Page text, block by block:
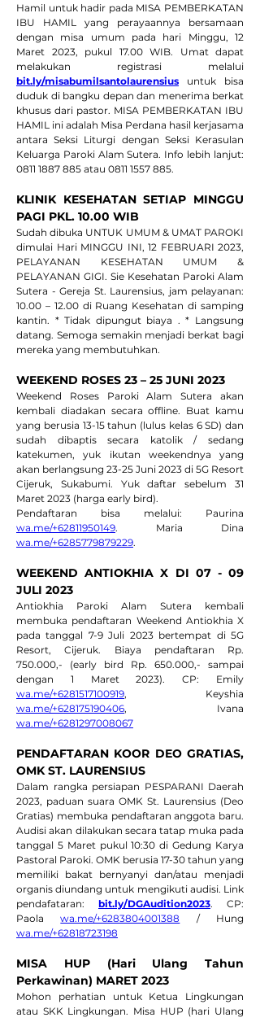
Hamil untuk hadir pada MISA PEMBERKATAN
IBU HAMIL yang perayaannya bersamaan
dengan misa umum pada hari Minggu, 12
Maret 2023, pukul 17.00 WIB. Umat dapat
bit.ly/misabumilsantolaurensius untuk bisa
duduk di bangku depan dan menerima berkat
khusus dari pastor. MISA PEMBERKATAN IBU
HAMIL ini adalah Misa Perdana hasil kerjasama
antara Seksi Liturgi dengan Seksi Kerasulan
Keluarga Paroki Alam Sutera. Info lebih lanjut:
0811 1887 885 atau 0811 1557 885.
KLINIK KESEHATAN SETIAP MINGGU
PAGI PKL. 10.00 WIB
Sudah dibuka UNTUK UMUM & UMAT PAROKI
dimulai Hari MINGGU INI, 12 FEBRUARI 2023,
PELAYANAN KESEHATAN UMUM &
PELAYANAN GIGI. Sie Kesehatan Paroki Alam
Sutera - Gereja St. Laurensius, jam pelayanan:
10.00 – 12.00 di Ruang Kesehatan di samping
kantin. * Tidak dipungut biaya . * Langsung
datang. Semoga semakin menjadi berkat bagi
mereka yang membutuhkan.
WEEKEND ROSES 23 – 25 JUNI 2023
Weekend Roses Paroki Alam Sutera akan
kembali diadakan secara offline. Buat kamu
yang berusia 13-15 tahun (lulus kelas 6 SD) dan
sudah dibaptis secara katolik / sedang
katekumen, yuk ikutan weekendnya yang
akan berlangsung 23-25 Juni 2023 di 5G Resort
Cijeruk, Sukabumi. Yuk daftar sebelum 31
Maret 2023 (harga early bird).
wa.me/+62811950149
wa.me/+6285779879229.
WEEKEND ANTIOKHIA X DI 07 - 09
JULI 2023
Antiokhia Paroki Alam Sutera kembali
membuka pendaftaran Weekend Antiokhia X
pada tanggal 7-9 Juli 2023 bertempat di 5G
Resort, Cijeruk. Biaya pendaftaran Rp.
750.000,- (early bird Rp. 650.000,- sampai
wa.me/+6281517100919
wa.me/+628175190406
wa.me/+6281297008067
PENDAFTARAN KOOR DEO GRATIAS,
OMK ST. LAURENSIUS
Dalam rangka persiapan PESPARANI Daerah
2023, paduan suara OMK St. Laurensius (Deo
Gratias) membuka pendaftaran anggota baru.
Audisi akan dilakukan secara tatap muka pada
tanggal 5 Maret pukul 10:30 di Gedung Karya
Pastoral Paroki. OMK berusia 17-30 tahun yang
memiliki bakat bernyanyi dan/atau menjadi
organis diundang untuk mengikuti audisi. Link
pendafataran: bit.ly/DGAudition2023. CP:
Paola wa.me/+6283804001388
wa.me/+62818723198
MISA HUP (Hari Ulang Tahun
Perkawinan) MARET 2023
Mohon perhatian untuk Ketua Lingkungan
atau SKK Lingkungan. Misa HUP (hari Ulang